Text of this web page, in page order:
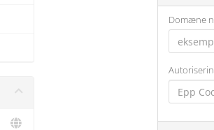
Domæne